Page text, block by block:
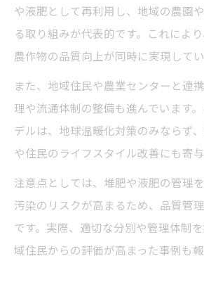
や液肥として再利用し、地域の農園
る取り組みが代表的です。これによ
農作物の品質向上が同時に実現してい
また、地域住民や農業センターと連
理や流通体制の整備も進んでいます
デルは、地球温暖化対策のみならず
や住民のライフスタイル改善にも寄与
注意点としては、堆肥や液肥の管理
汚染のリスクが高まるため、品質管
です。実際、適切な分別や管理体制
域住民からの評価が高まった事例も報